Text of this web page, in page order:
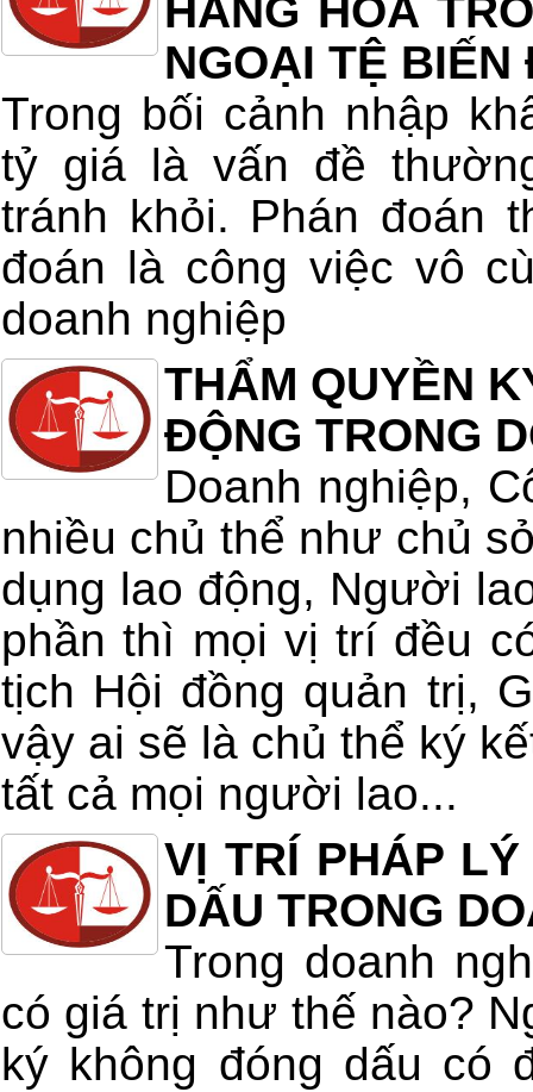
HÀNG HOÁ
NGOẠI TỆ BIẾN
Trong bối cảnh nhập
tỷ giá là vấn đề
tránh khỏi. Phán đoán
đoán là công việc vô
doanh nghiệp
THẨM QUYỀN
ĐỘNG TRONG
Doanh nghiệp,
nhiều chủ thể như chủ
dụng lao động, Người
phần thì mọi vị trí đều
tịch Hội đồng quản trị,
vậy ai sẽ là chủ thể ký
tất cả mọi người lao...
VỊ TRÍ PHÁP
DẤU TRONG
Trong doanh
có giá trị như thế nào?
ký không đóng dấu có